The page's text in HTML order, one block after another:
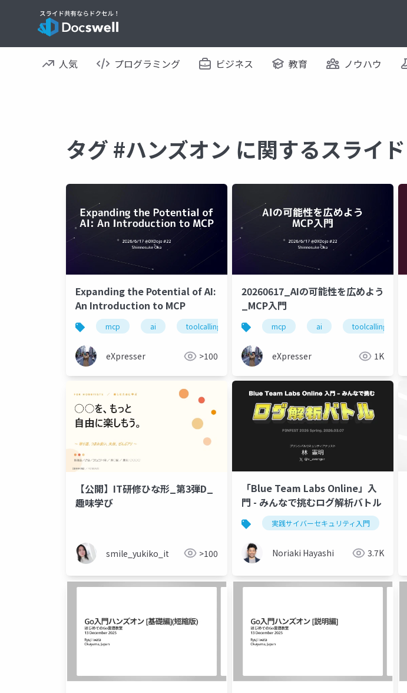
人気 プログラミング ビジネス 教育 ノウハウ
タグ #ハンズオン に関するスライド
Expanding the Potential of AI:
An Introduction to MCP
mcp ai toolcalling handson security
eXpresser >100
20260617_AIの可能性を広めよう
_MCP入門
mcp ai toolcalling
eXpresser 1K
【公開】IT研修ひな形_第3弾D_
趣味学び
smile_yukiko_it >100
「Blue Team Labs Online」入
門 - みんなで挑むログ解析バトル
実践サイバーセキュリティ入門
Noriaki Hayashi 3.7K